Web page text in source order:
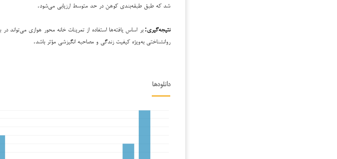
شد که طبق طبقه‌بندی کوهن در حد متوسط ارزیابی می‌شود.
نتیجه‌گیری:بر اساس یافته‌ها استفاده از تمرینات خانه محور هوازی می‌تواند
روانشناختی به‌ویژه کیفیت زندگی و مصاحبه انگیزشی مؤثر باشد.
دانلودها